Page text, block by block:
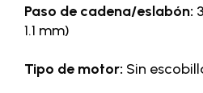
Paso de cadena/eslabón:
1.1 mm)
Tipo de motor: Sin